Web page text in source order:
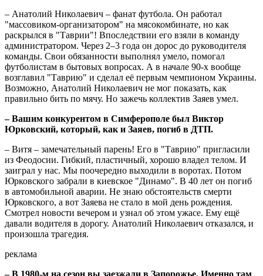
– Анатолий Николаевич – фанат футбола. Он работал
"массовиком-организатором" на мясокомбинате, но как
раскрылся в "Таврии"! Впоследствии его взяли в команду
администратором. Через 2–3 года он дорос до руководителя
команды. Свои обязанности выполнял умело, помогал
футболистам в бытовых вопросах. А в начале 90-х вообще
возглавил "Таврию" и сделал её первым чемпионом Украины.
Возможно, Анатолий Николаевич не мог показать, как
правильно бить по мячу. Но зажечь коллектив Заяев умел.
– Вашим конкурентом в Симферополе был Виктор
Юрковский, который, как и Заяев, погиб в ДТП.
– Витя – замечательный парень! Его в "Таврию" пригласили
из Феодосии. Гибкий, пластичный, хорошо владел телом. И
заиграл у нас. Мы поочередно выходили в воротах. Потом
Юрковского забрали в киевское "Динамо". В 40 лет он погиб
в автомобильной аварии. Не знаю обстоятельств смерти
Юрковского, а вот Заяева не стало в мой день рождения.
Смотрел новости вечером и узнал об этом ужасе. Ему ещё
давали водителя в дорогу. Анатолий Николаевич отказался, и
произошла трагедия.
реклама